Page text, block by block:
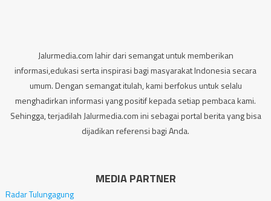
Jalurmedia.com lahir dari semangat untuk memberikan
informasi,edukasi serta inspirasi bagi masyarakat Indonesia secara
umum. Dengan semangat itulah, kami berfokus untuk selalu
menghadirkan informasi yang positif kepada setiap pembaca kami.
Sehingga, terjadilah Jalurmedia.com ini sebagai portal berita yang bisa
dijadikan referensi bagi Anda.
MEDIA PARTNER
Radar Tulungagung